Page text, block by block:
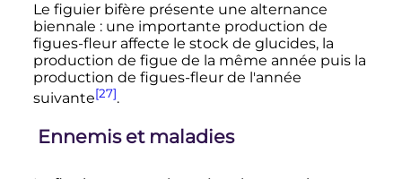
Le figuier bifère présente une alternance
biennale : une importante production de
figues-fleur affecte le stock de glucides, la
production de figue de la même année puis la
production de figues-fleur de l'année
suivante[27].
Ennemis et maladies